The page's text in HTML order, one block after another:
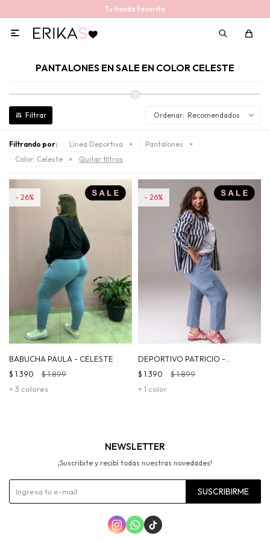
Tu tienda Favorita

PANTALONES EN SALE EN COLOR CELESTE
Recomendados
Filtrando por: Línea Deportiva
Pantalones
Color: Celeste Quitar filtros
BABUCHA PAULA - CELESTE
+ 3 colores
$ 1.390 $1.899
26
DEPORTIVO PATRICIO -
CELESTE
+ 1 color
$ 1.390 $1.899
26
NEWSLETTER
¡Suscribite y recibí todas nuestras novedades!
SUSCRIBIRME
  